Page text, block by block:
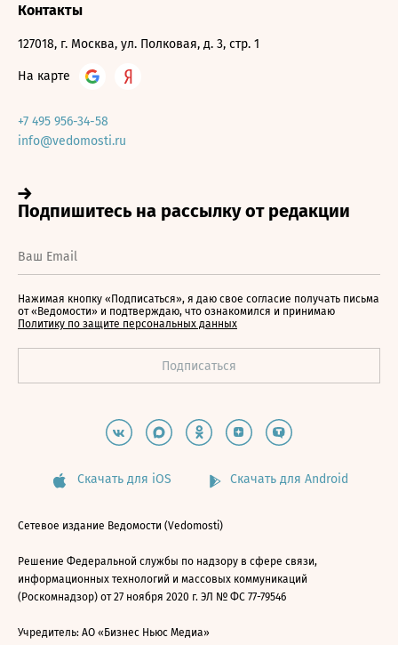
Контакты
127018, г. Москва, ул. Полковая, д. 3, стр. 1
На карте
+7 495 956-34-58
info@vedomosti.ru
Нажимая кнопку «Подписаться», я даю свое согласие получать письма
от «Ведомости» и подтверждаю, что ознакомился и принимаю
Политику по защите персональных данных
Скачать для iOS Скачать для Android
Сетевое издание Ведомости (Vedomosti)
Решение Федеральной службы по надзору в сфере связи,
информационных технологий и массовых коммуникаций
(Роскомнадзор) от 27 ноября 2020 г. ЭЛ № ФС 77-79546
Учредитель: АО «Бизнес Ньюс Медиа»